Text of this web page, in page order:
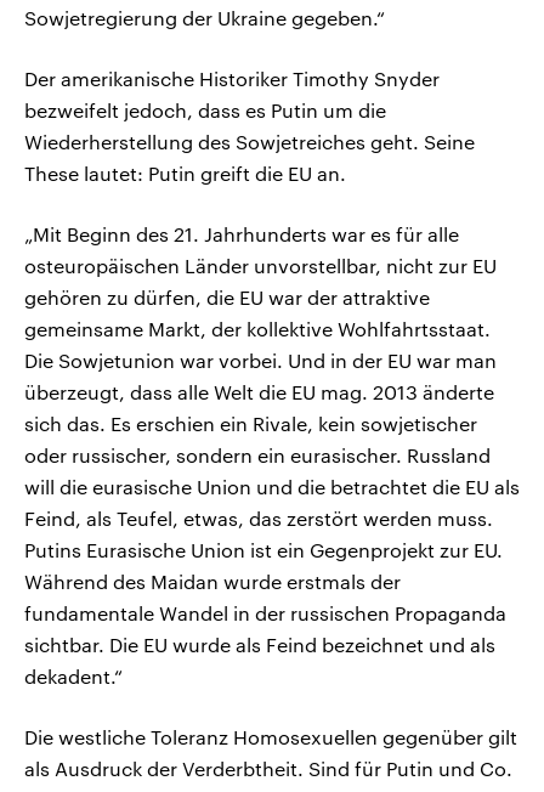
Sowjetregierung der Ukraine gegeben.“
Der amerikanische Historiker Timothy Snyder
bezweifelt jedoch, dass es Putin um die
Wiederherstellung des Sowjetreiches geht. Seine
These lautet: Putin greift die EU an.
„Mit Beginn des 21. Jahrhunderts war es für alle
osteuropäischen Länder unvorstellbar, nicht zur EU
gehören zu dürfen, die EU war der attraktive
gemeinsame Markt, der kollektive Wohlfahrtsstaat.
Die Sowjetunion war vorbei. Und in der EU war man
überzeugt, dass alle Welt die EU mag. 2013 änderte
sich das. Es erschien ein Rivale, kein sowjetischer
oder russischer, sondern ein eurasischer. Russland
will die eurasische Union und die betrachtet die EU als
Feind, als Teufel, etwas, das zerstört werden muss.
Putins Eurasische Union ist ein Gegenprojekt zur EU.
Während des Maidan wurde erstmals der
fundamentale Wandel in der russischen Propaganda
sichtbar. Die EU wurde als Feind bezeichnet und als
dekadent.“
Die westliche Toleranz Homosexuellen gegenüber gilt
als Ausdruck der Verderbtheit. Sind für Putin und Co.